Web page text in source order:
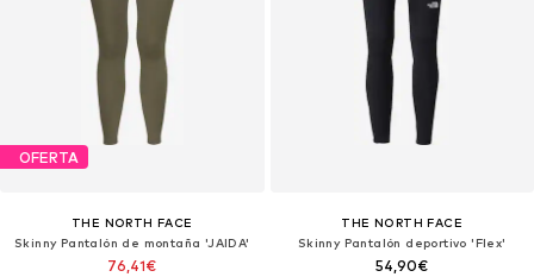
OFERTA
THE NORTH FACE
Skinny Pantalón de montaña 'JAIDA'
76,41€
THE NORTH FACE
Skinny Pantalón deportivo 'Flex'
54,90€